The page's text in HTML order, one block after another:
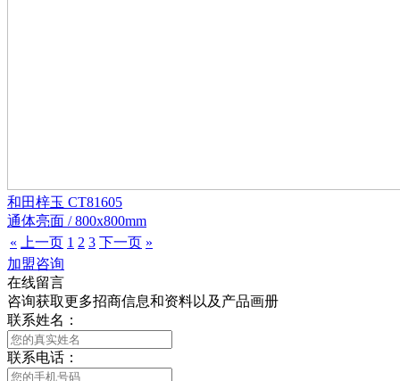
和田梓玉 CT81605
通体亮面 / 800x800mm
«
上一页 1 2 3 下一页 »
加盟咨询
在线留言
咨询获取更多招商信息和资料以及产品画册
联系姓名：
联系电话：